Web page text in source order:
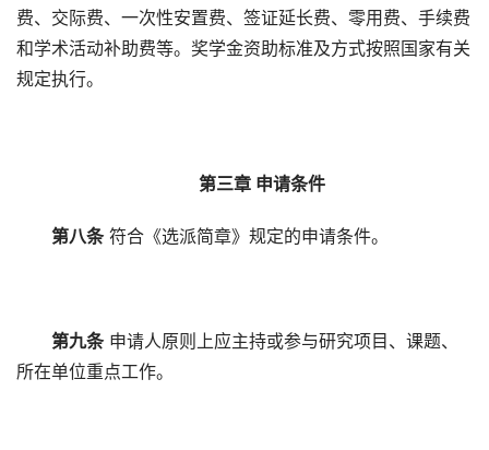
费、交际费、一次性安置费、签证延长费、零用费、手续费
和学术活动补助费等。奖学金资助标准及方式按照国家有关
规定执行。
第三章 申请条件
第八条符合《选派简章》规定的申请条件。
第九条申请人原则上应主持或参与研究项目、课题、
所在单位重点工作。